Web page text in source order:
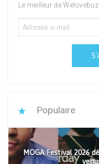
Le meilleur de
Populaire
MOGA Festival 2026